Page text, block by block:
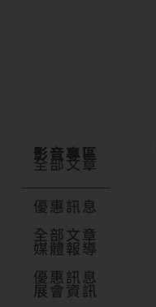
影音專區
影音專區
全部文章
優惠訊息
全部文章
優惠訊息
媒體報導
展會資訊